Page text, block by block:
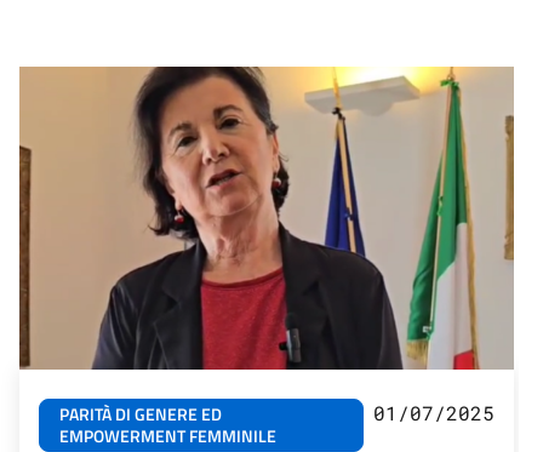
PARITÀ DI GENERE ED
EMPOWERMENT FEMMINILE
01/07/2025